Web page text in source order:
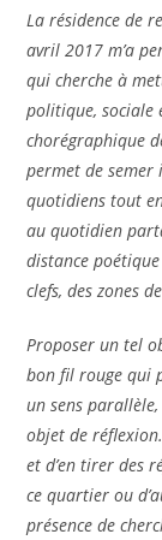
La résidence de
avril 2017 m’a
qui cherche à
politique, sociale
chorégraphique
permet de semer
quotidiens tout
au quotidien
distance
clefs, des zones
Proposer un tel
bon fil rouge qui
un sens
objet de
et d’en tirer des
ce quartier ou
présence de